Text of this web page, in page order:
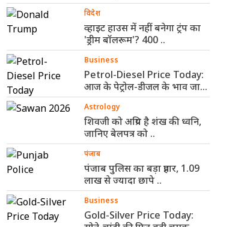
विदेश
व्हाइट हाउस में नहीं बनेगा ट्रंप का
'ड्रीम बॉलरूम'? 400 ..
Business
Petrol-Diesel Price Today:
आज के पेट्रोल-डीजल के भाव जारी,
जानिए ..
Astrology
शिवजी को अप्रिय है शंख की ध्वनि,
जानिए बेलपत्र को ..
पंजाब
पंजाब पुलिस का बड़ा प्रहार, 1.09
लाख से ज्यादा छापे ..
Business
Gold-Silver Price Today: